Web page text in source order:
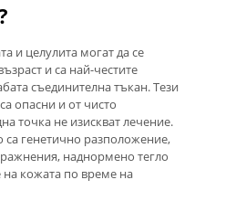
и целулита могат да се
и са най-честите
съединителна тъкан. Тези
опасни и от чисто
точка не изискват лечение.
са генетично разположение,
наднормено тегло
на кожата по време на